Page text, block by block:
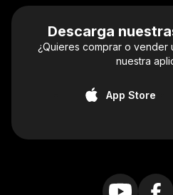
Descarga
¿Quieres comprar o vender
nuestra
App Store